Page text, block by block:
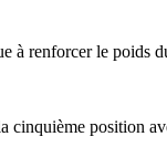
à renforcer le poids
cinquième position